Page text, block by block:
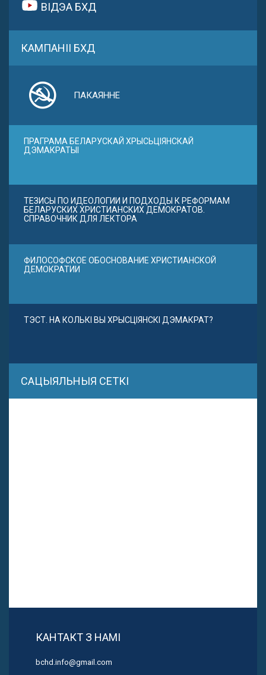
ВІДЭА БХД
КАМПАНІІ БХД
ПАКАЯННЕ
ПРАГРАМА БЕЛАРУСКАЙ ХРЫСЬЦІЯНСКАЙ
ДЭМАКРАТЫІ
ТЕЗИСЫ ПО ИДЕОЛОГИИ И ПОДХОДЫ К РЕФОРМАМ
БЕЛАРУСКИХ ХРИСТИАНСКИХ ДЕМОКРАТОВ.
СПРАВОЧНИК ДЛЯ ЛЕКТОРА
ФИЛОСОФСКОЕ ОБОСНОВАНИЕ ХРИСТИАНСКОЙ
ДЕМОКРАТИИ
ТЭСТ. НА КОЛЬКІ ВЫ ХРЫСЦІЯНСКІ ДЭМАКРАТ?
САЦЫЯЛЬНЫЯ СЕТКІ
КАНТАКТ З НАМІ
bchd.info@gmail.com